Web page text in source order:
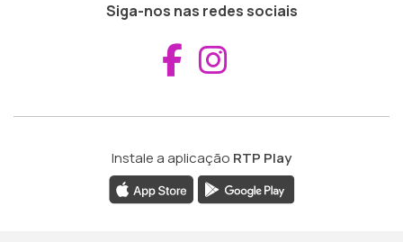
Siga-nos nas redes sociais
Aceder ao
Instale a aplicação RTP Play